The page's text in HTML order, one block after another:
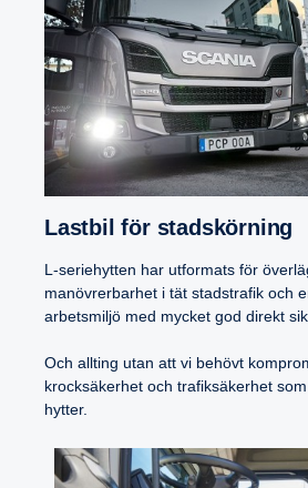
Lastbil för stads­kör­ning
L-seriehytten har utformats för
manövrerbarhet i tät stadstrafik och
arbetsmiljö med mycket god direkt
Och allting utan att vi behövt
krocksäkerhet och trafiksäkerhet
hytter.